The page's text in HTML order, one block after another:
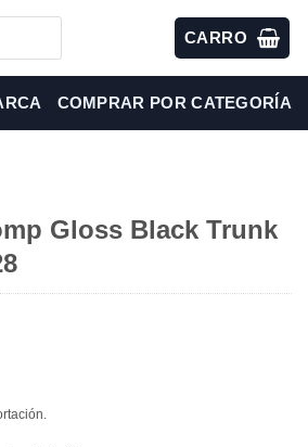
CARRO
COMPRAR POR CATEGORÍA
Gloss Black Trunk